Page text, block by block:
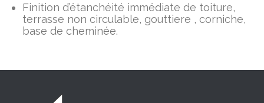
Finition d’étanchéité immédiate de toiture,
terrasse non circulable, gouttiere , corniche,
base de cheminée.